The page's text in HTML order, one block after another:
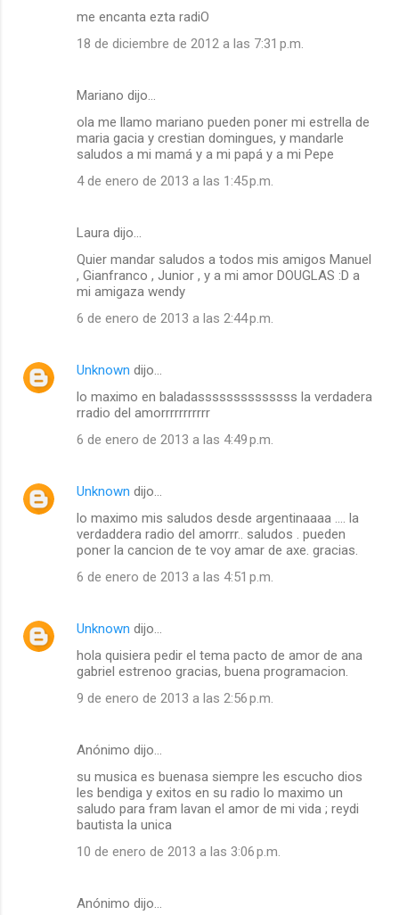
me encanta ezta radiO
18 de diciembre de 2012 a las 7:31 p.m.
Mariano dijo…
ola me llamo mariano pueden poner mi estrella de
maria gacia y crestian domingues, y mandarle
saludos a mi mamá y a mi papá y a mi Pepe
4 de enero de 2013 a las 1:45 p.m.
Laura dijo…
Quier mandar saludos a todos mis amigos Manuel
, Gianfranco , Junior , y a mi amor DOUGLAS :D a
mi amigaza wendy
6 de enero de 2013 a las 2:44 p.m.
Unknown dijo…
lo maximo en baladassssssssssssss la verdadera
rradio del amorrrrrrrrrrr
6 de enero de 2013 a las 4:49 p.m.
Unknown dijo…
lo maximo mis saludos desde argentinaaaa .... la
verdaddera radio del amorrr.. saludos . pueden
poner la cancion de te voy amar de axe. gracias.
6 de enero de 2013 a las 4:51 p.m.
Unknown dijo…
hola quisiera pedir el tema pacto de amor de ana
gabriel estrenoo gracias, buena programacion.
9 de enero de 2013 a las 2:56 p.m.
Anónimo dijo…
su musica es buenasa siempre les escucho dios
les bendiga y exitos en su radio lo maximo un
saludo para fram lavan el amor de mi vida ; reydi
bautista la unica
10 de enero de 2013 a las 3:06 p.m.
Anónimo dijo…